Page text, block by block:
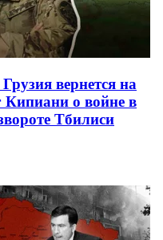
вернется на
Кипиани о войне в
Тбилиси